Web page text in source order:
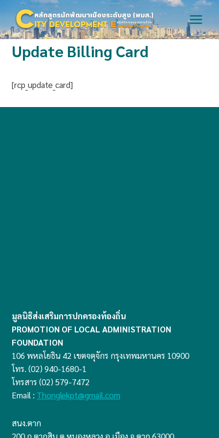
content
Update Billing Card
[rcp_update_card]
มูลนิธิส่งเสริมการปกครองท้องถิ่น
PROMOTION OF LOCAL ADMINISTRATION
FOUNDATION
106 พหลโยธิน 42 เขตจตุจักร กรุงเทพมหานคร 10900
โทร. (02) 940-1680-1
โทรสาร (02) 579-7472
Email : Thonglekpt@gmail.com
สนง.ตาก